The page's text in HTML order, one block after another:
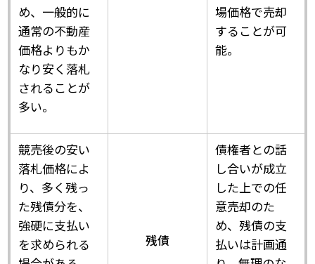
め、一般的に
通常の不動産
価格よりもか
なり安く落札
されることが
多い。
場価格で売却
することが可
能。
競売後の安い
落札価格によ
り、多く残っ
た残債分を、
強硬に支払い
を求められる
残債
債権者との話
し合いが成立
した上での任
意売却のた
め、残債の支
払いは計画通